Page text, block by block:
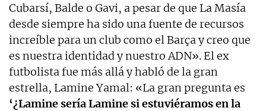
Cubarsí, Balde o Gavi, a pesar de que La Masía
desde siempre ha sido una fuente de recursos
increíble para un club como el Barça y creo que
es nuestra identidad y nuestro ADN». El ex
futbolista fue más allá y habló de la gran
estrella, Lamine Yamal: «La gran pregunta es
‘¿Lamine sería Lamine si estuviéramos en la